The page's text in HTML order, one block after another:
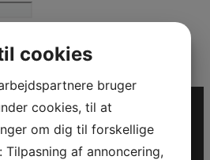
cookies
bruger
cookies, til at
om dig til forskellige
Tilpasning af annoncering,